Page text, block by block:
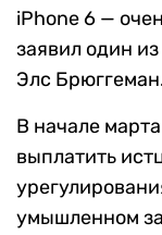
iPhone 6 —
заявил один
Элс
В начале
выплатить
умышленном